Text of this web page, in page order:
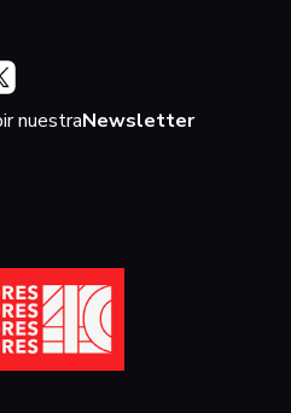
nuestraNewsletter